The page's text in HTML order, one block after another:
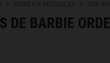
DE BARBIE